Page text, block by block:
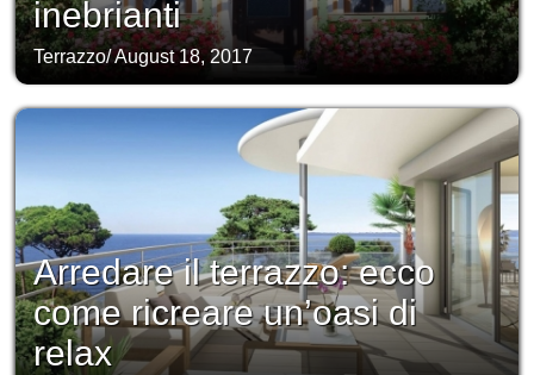
inebrianti
Terrazzo/August 18, 2017
Arredare il terrazzo: ecco
come ricreare un’oasi di
relax